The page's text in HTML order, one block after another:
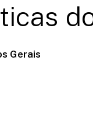
Gerais